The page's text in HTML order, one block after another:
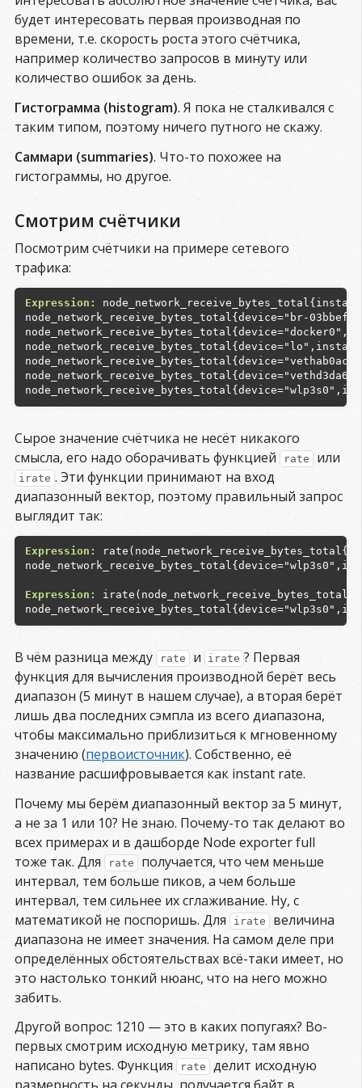
будет интересовать первая производная по
времени, т.е. скорость роста этого счётчика,
например количество запросов в минуту или
количество ошибок за день.
Гистограмма (histogram). Я пока не сталкивался с
таким типом, поэтому ничего путного не скажу.
Саммари (summaries). Что-то похожее на
гистограммы, но другое.
Смотрим счётчики
Посмотрим счётчики на примере сетевого
трафика:
Expression:
node_network_receive_bytes_total{device="br-
Сырое значение счётчика не несёт никакого
смысла, его надо оборачивать функцией
rate или
irate . Эти функции принимают на вход
диапазонный вектор, поэтому правильный запрос
выглядит так:
Expression:
Expression:
В чём разница между rate и irate ? Первая
функция для вычисления производной берёт весь
диапазон (5 минут в нашем случае), а вторая берёт
лишь два последних сэмпла из всего диапазона,
чтобы максимально приблизиться к мгновенному
значению (первоисточник). Собственно, её
название расшифровывается как instant rate.
Почему мы берём диапазонный вектор за 5 минут,
а не за 1 или 10? Не знаю. Почему-то так делают во
всех примерах и в дашборде Node exporter full
тоже так. Для
rate получается, что чем меньше
интервал, тем больше пиков, а чем больше
интервал, тем сильнее их сглаживание. Ну, с
математикой не поспоришь. Для
irate величина
диапазона не имеет значения. На самом деле при
определённых обстоятельствах всё-таки имеет, но
это настолько тонкий нюанс, что на него можно
забить.
Другой вопрос: 1210 — это в каких попугаях? Во-
первых смотрим исходную метрику, там явно
написано bytes. Функция
rate делит исходную